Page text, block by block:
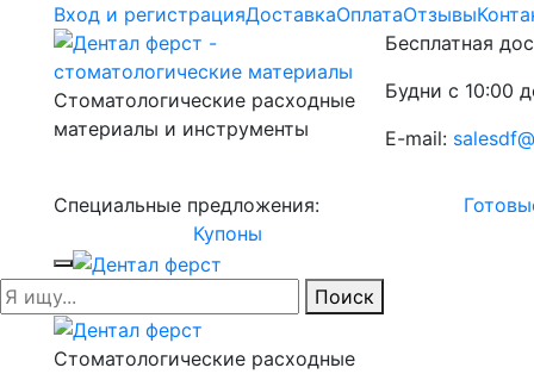
Вход и регистрацияДоставкаОплатаОтзывы
Стоматологические расходные
материалы и инструменты
Бесплатная
Будни с 10:00
E-mail:
Специальные предложения:
Купоны
Поиск
Стоматологические расходные